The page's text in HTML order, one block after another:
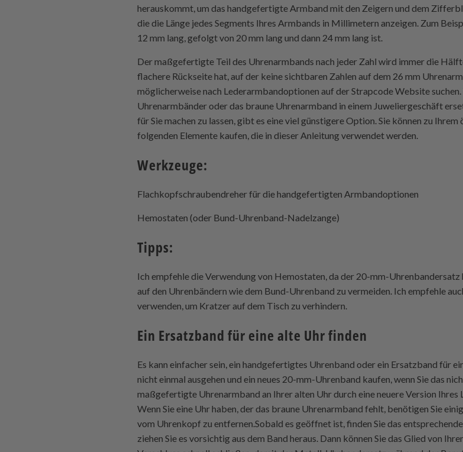
herauskommt, um das handgefertigte Armband mit den Zeigern und dem
die die Länge jedes Segments Ihres Armbands in Millimetern anzeigen. Zum
12 mm lang, gefolgt von 20 mm lang und dann 24 mm lang ist.
Der maßgefertigte Teil des Uhrenarmbands nach jeder Zahl wird immer die
flachere Rückseite hat, auf der keine sichtbaren Zahlen auf dem 26 mm
möglicherweise nach Lederarmbandoptionen auf derStrapcodeWebsite
Uhrenarmbänder oder das braune Uhrenarmband in einem Juweliergeschäft
für Sie machen zu lassen, gibt es eine viel günstigere Option. Sie können zu
folgenden Elemente kaufen, die in dieser Anleitung verwendet werden.
Werkzeuge:
Flachkopfschraubendreher für die handgefertigten Armbandoptionen
Hemostaten (oder Bund-Uhrenband-Nadelzange)
Tipps:
Ich empfehle die Verwendung von Hemostaten, da der 20-mm-
auf den Uhrenbändern wie dem Bund-Uhrenband zu vermeiden. Ich empfehle
verwenden, um Kratzer auf dem Tisch zu verhindern.
Ein Ersatzband für eine alte Uhr finden
Es kann einfacher sein, ein handgefertigtes Uhrenband oder ein Ersatzband für
nicht einmal ausgehen und ein neues 20-mm-Uhrenband kaufen, wenn Sie das
maßgefertigte Uhrenarmband an Ihrer alten Uhr durch eine neuere Version
Wenn Sie eine Uhr haben, der das braune Uhrenarmband fehlt, benötigen Sie
vom Uhrenkopf zu entfernen.Sobald es geöffnet ist, finden Sie das
ziehen Sie es vorsichtig aus dem Band heraus. Dann können Sie das Glied von